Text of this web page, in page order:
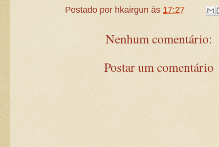
Postado por hkairgun às 17:27
Nenhum comentário:
Postar um comentário